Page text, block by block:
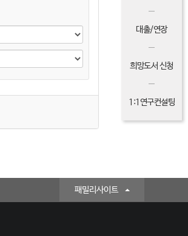
대출/연장
희망도서 신청
1:1연구컨설팅
패밀리사이트